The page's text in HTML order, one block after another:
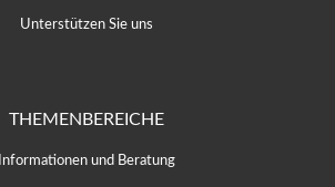
Unterstützen Sie uns
THEMENBEREICHE
Informationen und Beratung